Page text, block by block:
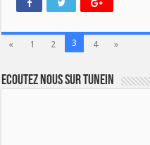
« 1 2 3 4 »
Ecoutez nous sur TuneIn